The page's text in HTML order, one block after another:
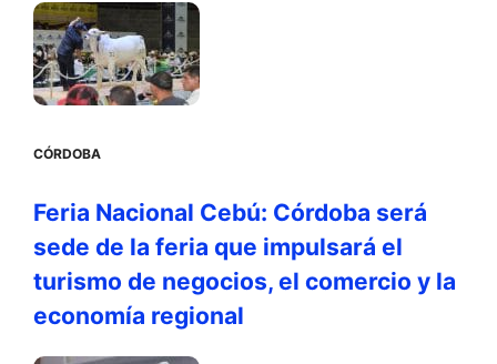
CÓRDOBA
Feria Nacional Cebú: Córdoba será
sede de la feria que impulsará el
turismo de negocios, el comercio y la
economía regional